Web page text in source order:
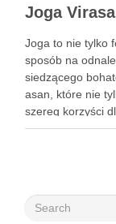
Joga to nie tylko
sposób na
siedzącego
asan, które nie
szereg korzyści
praktykowanie